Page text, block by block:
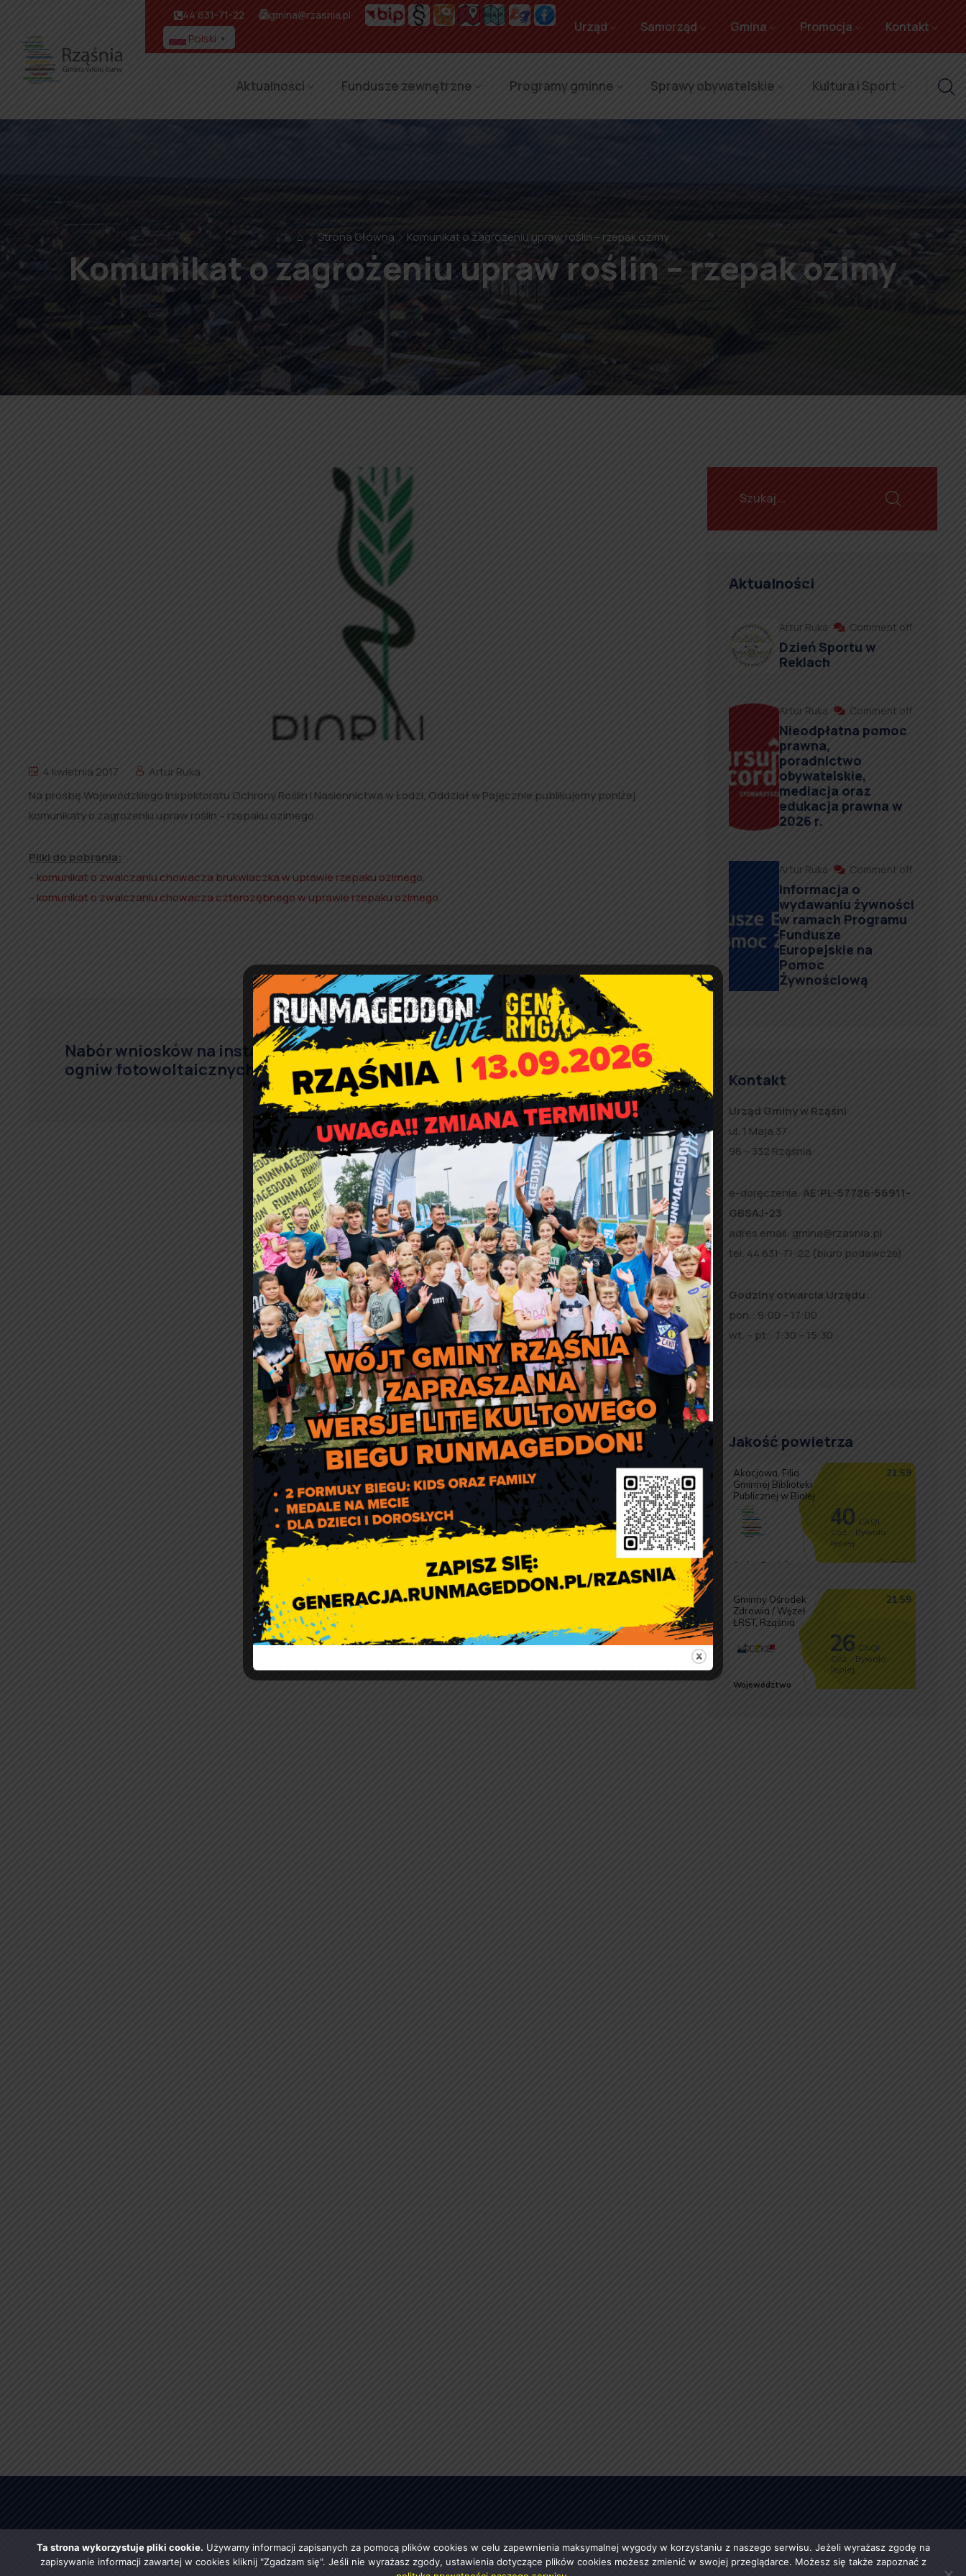
44 631-71-22 gmina@rzasnia.pl
Polski ▼
Urząd Samorząd Gmina Promocja Kontakt
Aktualności Fundusze zewnętrzne Programy gminne Sprawy obywatelskie Kultura i Sport
⌂ Strona Główna Komunikat o zagrożeniu upraw roślin – rzepak ozimy
Komunikat o zagrożeniu upraw roślin – rzepak ozimy
4 kwietnia 2017
Artur Ruka
Na prośbę Wojewódzkiego Inspektoratu Ochrony Roślin i Nasiennictwa w Łodzi, Oddział w Pajęcznie publikujemy poniżej
komunikaty o zagrożeniu upraw roślin – rzepaku ozimego.
Pliki do pobrania:
– komunikat o zwalczaniu chowacza brukwiaczka w uprawie rzepaku ozimego,
– komunikat o zwalczaniu chowacza czterozębnego w uprawie rzepaku ozimego.
Nabór wniosków na instalację
ogniw fotowoltaicznych
Uwaga!! Oszuści!
Aktualności
Artur Ruka Comment off
Dzień Sportu w
Reklach
Artur Ruka Comment off
Nieodpłatna pomoc
prawna,
poradnictwo
obywatelskie,
mediacja oraz
edukacja prawna w
2026 r.
Artur Ruka Comment off
Informacja o
wydawaniu żywności
w ramach Programu
Fundusze
Europejskie na
Pomoc
Żywnościową
Kontakt
Urząd Gminy w Rząśni
ul. 1 Maja 37
98 – 332 Rząśnia
e-doręczenia: AE:PL-57726-56911-
GBSAJ-23
adres email: gmina@rzasnia.pl
tel. 44 631-71-22 (biuro podawcze)
Godziny otwarcia Urzędu:
pon.: 9:00 – 17:00
wt. – pt.: 7:30 – 15:30
Jakość powietrza
Ta strona wykorzystuje pliki cookie. Używamy informacji zapisanych za pomocą plików cookies w celu zapewnienia maksymalnej wygody w korzystaniu z naszego serwisu. Jeżeli wyrażasz zgodę na
zapisywanie informacji zawartej w cookies kliknij "Zgadzam się". Jeśli nie wyrażasz zgody, ustawienia dotyczące plików cookies możesz zmienić w swojej przeglądarce. Możesz się także zapoznać z